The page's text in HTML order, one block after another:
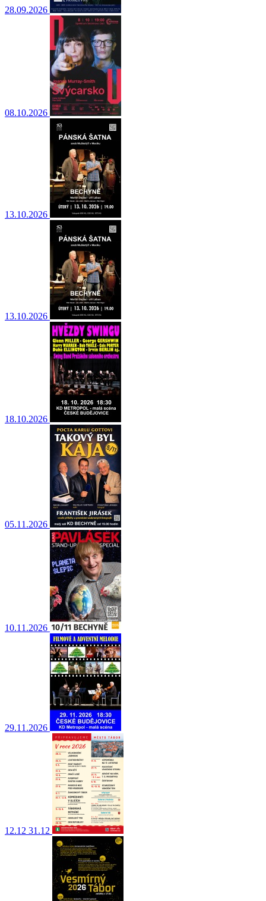
28.09.2026
08.10.2026
13.10.2026
13.10.2026
18.10.2026
05.11.2026
10.11.2026
29.11.2026
12.12 31.12